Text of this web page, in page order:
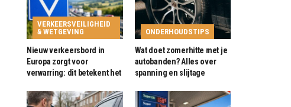
VERKEERSVEILIGHEID
& WETGEVING
Nieuw verkeersbord in
Europa zorgt voor
verwarring: dit betekent het
ONDERHOUDSTIPS
Wat doet zomerhitte met je
autobanden? Alles over
spanning en slijtage